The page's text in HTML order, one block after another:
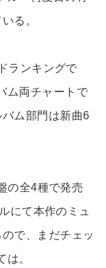
る。
ランキングで
ム両チャートで
ム部門は新曲6
の全4種で発売
にて本作のミュ
で、まだチェッ
は。